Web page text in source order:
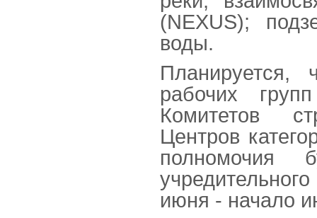
(NEXUS);
воды.
Планируется,
рабочих
Комитетов
Центров
полномочия
июня - начало